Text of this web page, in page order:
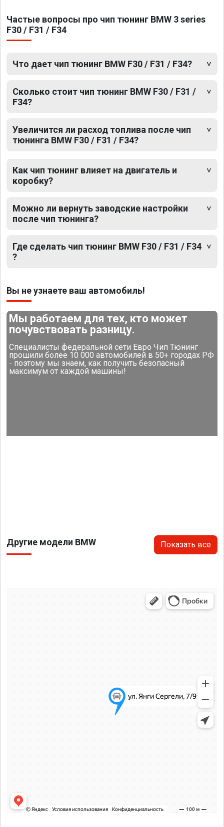
Частые вопросы про чип тюнинг BMW 3 series
F30 / F31 / F34
Что дает чип тюнинг BMW F30 / F31 / F34?
Сколько стоит чип тюнинг BMW F30 / F31 /
F34?
Увеличится ли расход топлива после чип
тюнинга BMW F30 / F31 / F34?
Как чип тюнинг влияет на двигатель и
коробку?
Можно ли вернуть заводские настройки
после чип тюнинга?
Где сделать чип тюнинг BMW F30 / F31 / F34
?
Вы не узнаете ваш автомобиль!
Мы работаем для тех, кто может
почувствовать разницу.
Специалисты федеральной сети Евро Чип Тюнинг
прошили более 10 000 автомобилей в 50+ городах РФ
- поэтому мы знаем, как получить безопасный
максимум от каждой машины!
Другие модели BMW Показать все